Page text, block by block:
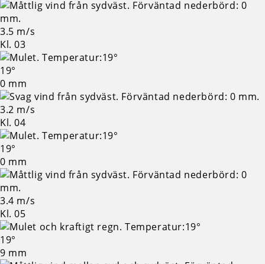
3.5 m/s
Kl. 03
19°
0 mm
3.2 m/s
Kl. 04
19°
0 mm
3.4 m/s
Kl. 05
19°
9 mm